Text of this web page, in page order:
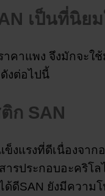
เป็นที่นิย
าแพง จึงมักจะใ
งต่อไปนี้
ก SAN
ข็งแรงที่ดีเนื่องจ
รประกอบอะคริโ
ด้ดีSAN ยังมีควา